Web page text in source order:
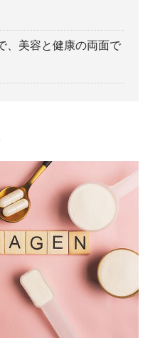
美容と健康の両面で